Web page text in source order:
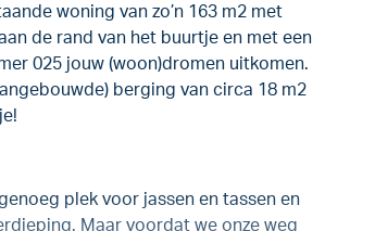
woning van zo’n 163 m2 met
de rand van het buurtje en met een
025 jouw (woon)dromen uitkomen.
berging van circa 18 m2
plek voor jassen en tassen en
Maar voordat we onze weg